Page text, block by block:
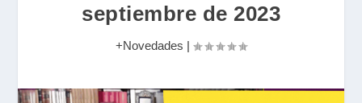
septiembre de 2023
+Novedades |